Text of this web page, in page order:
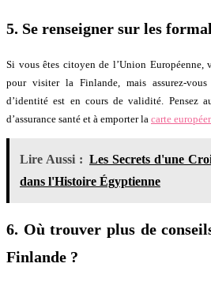
5. Se renseigner sur les
Si vous êtes citoyen de l’Union Européenne,
pour visiter la Finlande, mais assurez-
d’identité est en cours de validité. Pensez
d’assurance santé et à emporter la carte
Lire Aussi : Les Secrets d'une
dans l'Histoire Égyptienne
6. Où trouver plus de
Finlande ?